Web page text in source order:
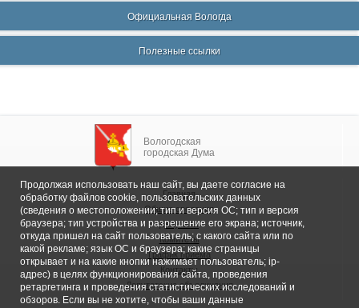
Официальная Вологда
Полезные ссылки
Вологодская
городская Дума
Главная
Общие сведения
Депутаты
Комитеты
График приема
Контакты
Депутатские объединения
Продолжая использовать наш сайт, вы даете согласие на
обработку файлов cookie, пользовательских данных
(сведения о местоположении; тип и версия ОС; тип и версия
браузера; тип устройства и разрешение его экрана; источник,
откуда пришел на сайт пользователь; с какого сайта или по
какой рекламе; язык ОС и браузера; какие страницы
открывает и на какие кнопки нажимает пользователь; ip-
адрес) в целях функционирования сайта, проведения
ретаргетинга и проведения статистических исследований и
обзоров. Если вы не хотите, чтобы ваши данные